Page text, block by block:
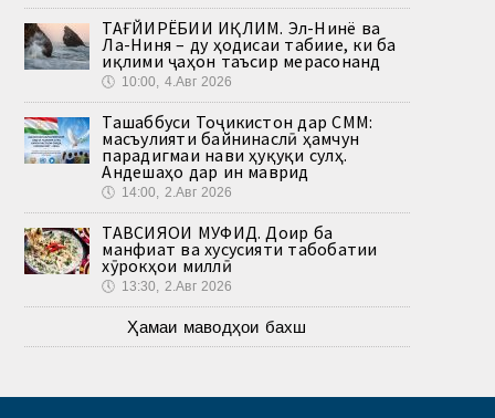
ТАҒЙИРЁБИИ ИҚЛИМ. Эл-Нинё ва
Ла-Ниня – ду ҳодисаи табиие, ки ба
иқлими ҷаҳон таъсир мерасонанд
🕔 10:00, 4.Авг 2026
Ташаббуси Тоҷикистон дар СММ:
масъулияти байнинаслӣ ҳамчун
парадигмаи нави ҳуқуқи сулҳ.
Андешаҳо дар ин маврид
🕔 14:00, 2.Авг 2026
ТАВСИЯҲОИ МУФИД. Доир ба
манфиат ва хусусияти табобатии
хӯрокҳои миллӣ
🕔 13:30, 2.Авг 2026
Ҳамаи маводҳои бахш